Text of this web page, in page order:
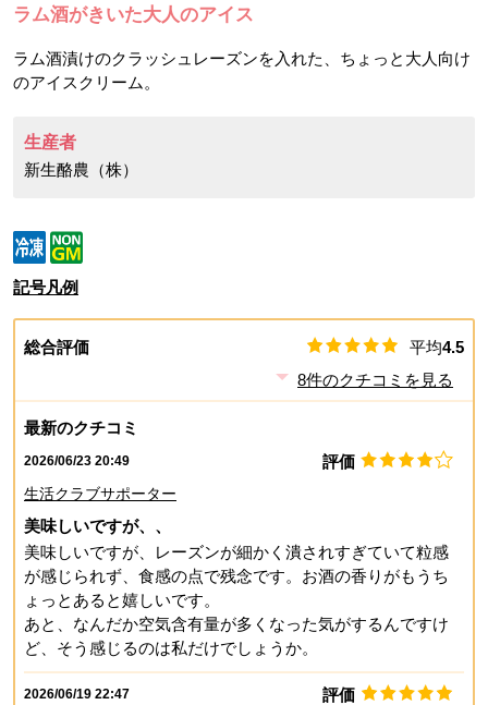
ラム酒がきいた大人のアイス
ラム酒漬けのクラッシュレーズンを入れた、ちょっと大人向け
のアイスクリーム。
生産者
新生酪農（株）
記号凡例
総合評価 平均4.5
8件のクチコミを見る
最新のクチコミ
2026/06/23 20:49 評価
生活クラブサポーター
美味しいですが、、
美味しいですが、レーズンが細かく潰されすぎていて粒感
が感じられず、食感の点で残念です。お酒の香りがもうち
ょっとあると嬉しいです。
あと、なんだか空気含有量が多くなった気がするんですけ
ど、そう感じるのは私だけでしょうか。
2026/06/19 22:47 評価